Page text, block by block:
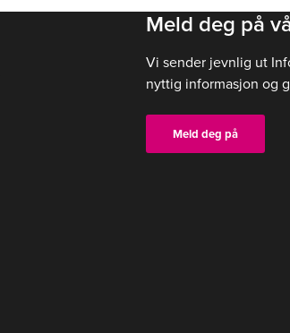
Meld deg på
Vi sender jevnlig ut
nyttig informasjon og
Meld deg på